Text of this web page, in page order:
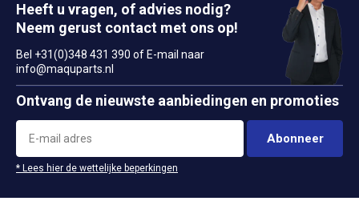
Heeft u vragen, of advies nodig?
Neem gerust contact met ons op!
Bel +31(0)348 431 390 of E-mail naar
info@maquparts.nl
Ontvang de nieuwste aanbiedingen en promoties
Abonneer
* Lees hier de wettelijke beperkingen